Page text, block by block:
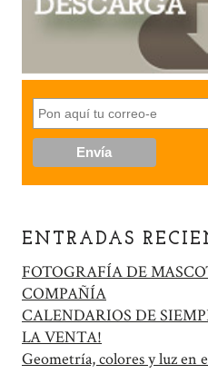
ENTRADAS
FOTOGRAFÍA DE
COMPAÑÍA
CALENDARIOS DE
LA VENTA!
Geometría, colores y luz en